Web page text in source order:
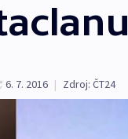
6. 7. 2016 | Zdroj: ČT24